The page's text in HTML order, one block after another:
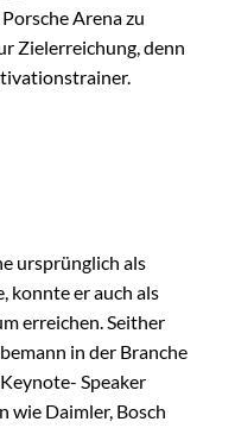
Arena zu
Zielerreichung, denn
ursprünglich als
konnte er auch als
erreichen. Seither
in der Branche
Speaker
wie Daimler, Bosch